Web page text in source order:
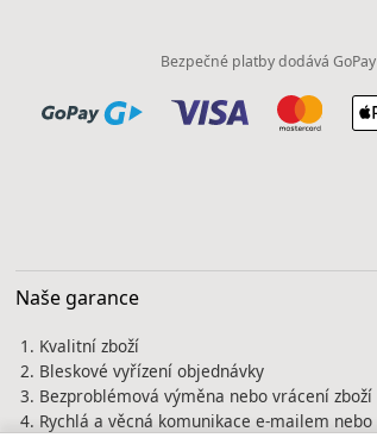
Bezpečné platby dodává GoPay
Naše garance
Kvalitní zboží
Bleskové vyřízení objednávky
Bezproblémová výměna nebo vrácení zboží
Rychlá a věcná komunikace e-mailem nebo